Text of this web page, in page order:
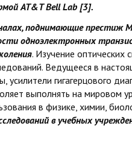
AT&T Bell Lab [3].
поднимающие престиж
одноэлектронных
. Изучение оптических
Ведущееся в
гигагерцового
выполнять на мировом
в физике, химии,
в учебных